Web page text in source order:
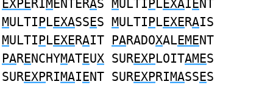
EXPERIMENTERAS MULTIPLEXAIENT
MULTIPLEXASSES MULTIPLEXERAIS
MULTIPLEXERAIT PARADOXALEMENT
PARENCHYMATEUX SUREXPLOITAMES
SUREXPRIMAIENT SUREXPRIMASSES